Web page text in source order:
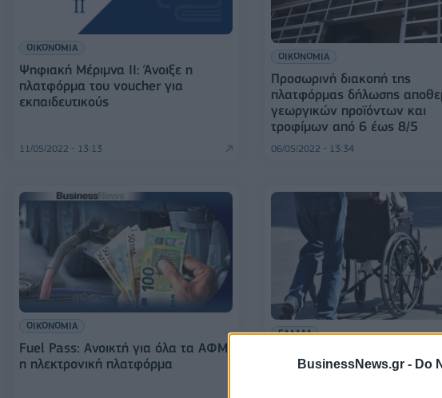
BusinessNews.gr - Do
ΟΙΚΟΝΟΜΙΑ
Ψηφιακή Μέριμνα ΙΙ: Άνοιξε η
πλατφόρμα του voucher για
εκπαιδευτικούς
11/05/2022 - 13:13
ΟΙΚΟΝΟΜΙΑ
Προσωρινή διακοπή της
πλατφόρμας δήλωσης
γεωργικών προϊόντων και
τροφίμων από 6 έως 8/5
06/05/2022 - 13:34
ΟΙΚΟΝΟΜΙΑ
Fuel Pass: Ανοικτή για όλα τα ΑΦΜ
η ηλεκτρονική πλατφόρμα
ΕΛΛΑΔΑ
Άνοιξε η πλατφόρμα των
για τον Προσωπικό Βοηθό